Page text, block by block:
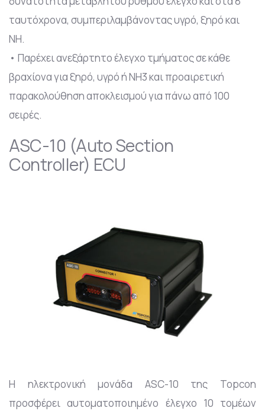
ταυτόχρονα, συμπεριλαμβάνοντας υγρό, ξηρό και
NH.
• Παρέχει ανεξάρτητο έλεγχο τμήματος σε κάθε
βραχίονα για ξηρό, υγρό ή NH3 και προαιρετική
παρακολούθηση αποκλεισμού για πάνω από 100
σειρές.
ASC-10 (Auto Section
Controller) ECU
H ηλεκτρονική μονάδα ASC-10 της Topcon
προσφέρει αυτοματοποιημένο έλεγχο 10 τομέων